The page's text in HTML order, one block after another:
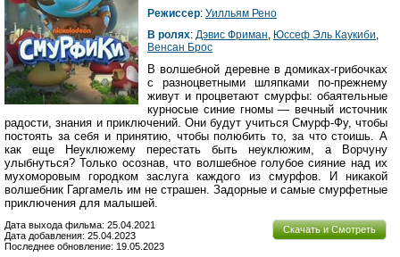
Режиссер: Уилльям Рено
В ролях: Дэвис Фриман, Юссеф Эль Каукиби,
Венсан Брос
В волшебной деревне в домиках-грибочках
с разноцветными шляпками по-прежнему
живут и процветают смурфы: обаятельные
курносые синие гномы — вечный источник
радости, знания и приключений. Они будут учиться Смурф-Фу, чтобы
постоять за себя и принятию, чтобы полюбить то, за что стоишь. А
как еще Неуклюжему перестать быть неуклюжим, а Ворчуну
улыбнуться? Только осознав, что волшебное голубое сияние над их
мухоморовым городком заслуга каждого из смурфов. И никакой
волшебник Гаргамель им не страшен. Задорные и самые смурфетные
приключения для малышей.
Скачать и Смотреть
Дата выхода фильма: 25.04.2021
Дата добавления: 25.04.2023
Последнее обновление: 19.05.2023